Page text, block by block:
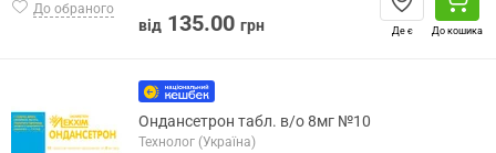
До обраного
від 135.00 грн Де є До кошика
Ондансетрон табл. в/о 8мг №10
Технолог (Україна)